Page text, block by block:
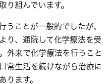
り組んでいます。
うことが一般的でしたが、
り、通院して化学療法を受
外来で化学療法を行うこと
常生活を続けながら治療に
ります。